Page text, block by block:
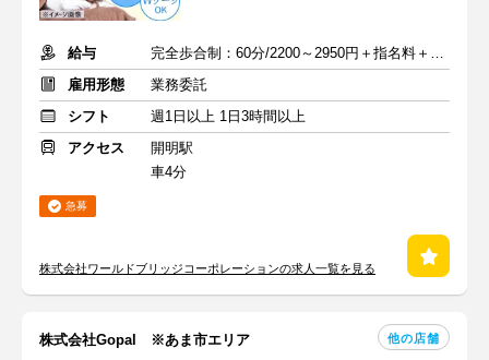
給与
完全歩合制：60分/2200～2950円＋指名料＋インセンティブ
雇用形態
業務委託
シフト
週1日以上 1日3時間以上
アクセス
開明駅
車4分
急募
株式会社ワールドブリッジコーポレーションの求人一覧を見る
株式会社Gopal ※あま市エリア 他の店舗